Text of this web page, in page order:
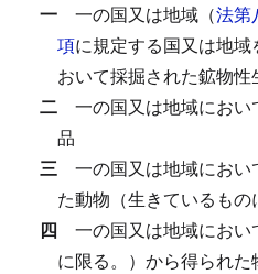
一 一の国又は地域（法第
項に規定する国又は地
おいて採掘された鉱物性
二 一の国又は地域にお
品
三 一の国又は地域にお
た動物（生きているもの
四 一の国又は地域にお
に限る。）から得られた